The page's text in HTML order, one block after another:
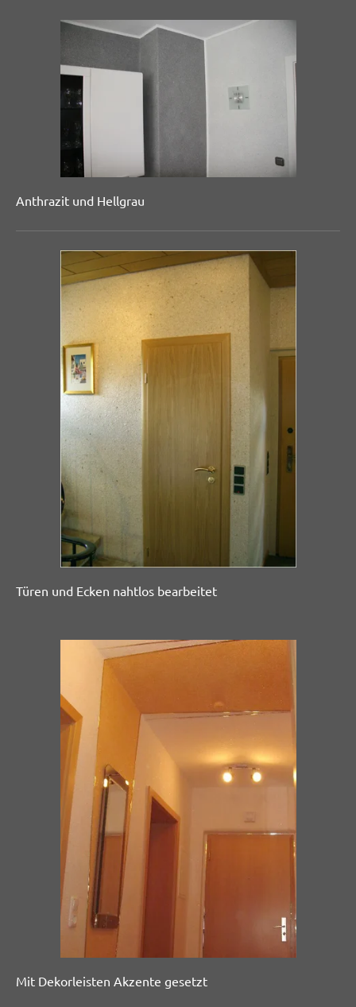
Anthrazit und Hellgrau
Türen und Ecken nahtlos bearbeitet
Mit Dekorleisten Akzente gesetzt